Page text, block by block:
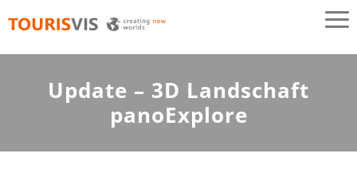
TOURISVIS
3D Panoramakarten aus Österreich
Update – 3D Landschaft
panoExplore